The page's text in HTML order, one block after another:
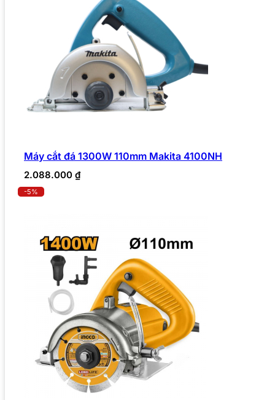
Máy cắt đá 1300W 110mm Makita 4100NH
2.088.000 ₫
-5%